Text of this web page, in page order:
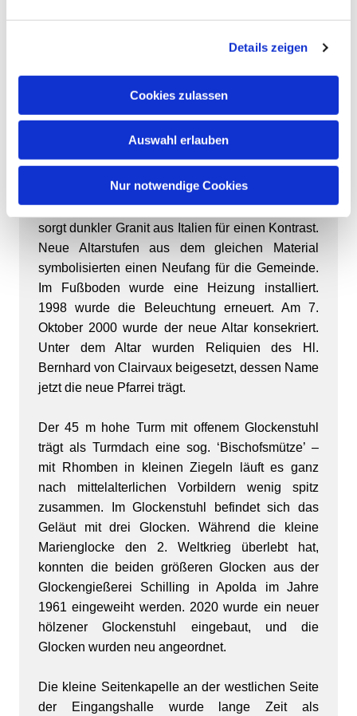
Details zeigen
Cookies zulassen
Auswahl erlauben
Nur notwendige Cookies
Die Fenster wurden repaiert und erhielten eine
Eingangsseite wurde erneuert. Im Winter 1995-96
Übertünchungen und ein Neuanstrich bewirkten
eine deutliche Aufhellung des Raumes. Ein neuer
Fußboden aus hellen Keramikfließen wurde
verlegt. Entlang der Wände und im Mittelgang
sorgt dunkler Granit aus Italien für einen Kontrast.
Neue Altarstufen aus dem gleichen Material
symbolisierten einen Neufang für die Gemeinde.
Im Fußboden wurde eine Heizung installiert.
1998 wurde die Beleuchtung erneuert. Am 7.
Oktober 2000 wurde der neue Altar konsekriert.
Unter dem Altar wurden Reliquien des Hl.
Bernhard von Clairvaux beigesetzt, dessen Name
jetzt die neue Pfarrei trägt.
Der 45 m hohe Turm mit offenem Glockenstuhl
trägt als Turmdach eine sog. ‘Bischofsmütze’ –
mit Rhomben in kleinen Ziegeln läuft es ganz
nach mittelalterlichen Vorbildern wenig spitz
zusammen. Im Glockenstuhl befindet sich das
Geläut mit drei Glocken. Während die kleine
Marienglocke den 2. Weltkrieg überlebt hat,
konnten die beiden größeren Glocken aus der
Glockengießerei Schilling in Apolda im Jahre
1961 eingeweiht werden. 2020 wurde ein neuer
hölzener Glockenstuhl eingebaut, und die
Glocken wurden neu angeordnet.
Die kleine Seitenkapelle an der westlichen Seite
der Eingangshalle wurde lange Zeit als